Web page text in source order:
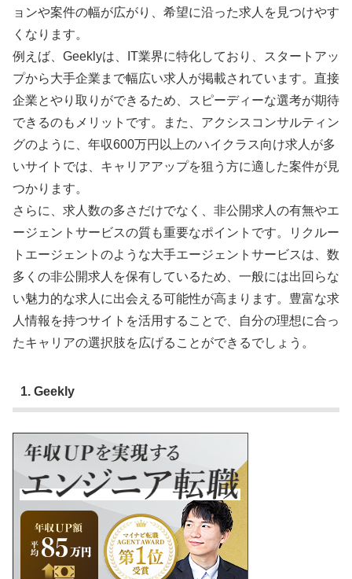
ョンや案件の幅が広がり、希望に沿った求人を見つけやす
くなります。
例えば、Geeklyは、IT業界に特化しており、スタートアッ
プから大手企業まで幅広い求人が掲載されています。直接
企業とやり取りができるため、スピーディーな選考が期待
できるのもメリットです。また、アクシスコンサルティン
グのように、年収600万円以上のハイクラス向け求人が多
いサイトでは、キャリアアップを狙う方に適した案件が見
つかります。
さらに、求人数の多さだけでなく、非公開求人の有無やエ
ージェントサービスの質も重要なポイントです。リクルー
トエージェントのような大手エージェントサービスは、数
多くの非公開求人を保有しているため、一般には出回らな
い魅力的な求人に出会える可能性が高まります。豊富な求
人情報を持つサイトを活用することで、自分の理想に合っ
たキャリアの選択肢を広げることができるでしょう。
1. Geekly